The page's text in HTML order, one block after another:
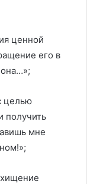
ценной
его в
целью
получить
мне